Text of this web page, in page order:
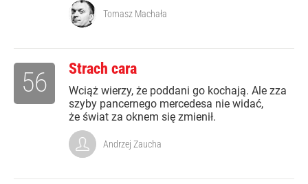
Tomasz Machała
Strach cara
Wciąż wierzy, że poddani go kochają. Ale zza
szyby pancernego mercedesa nie widać,
że świat za oknem się zmienił.
56
Andrzej Zaucha